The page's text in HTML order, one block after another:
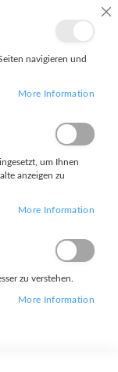
navigieren und
More Information
um Ihnen
anzeigen zu
More Information
zu verstehen.
More Information